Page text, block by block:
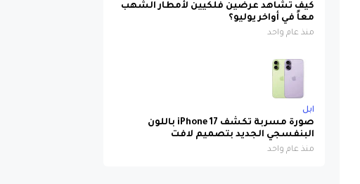
كيف تشاهد عرضين فلكيين لأمطار الشهب
معاً في أواخر يوليو؟
منذ عام واحد
ابل
صورة مسربة تكشف iPhone 17 باللون
البنفسجي الجديد بتصميم لافت
منذ عام واحد